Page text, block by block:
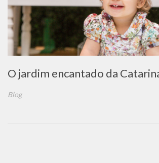
O jardim encantado da
Blog